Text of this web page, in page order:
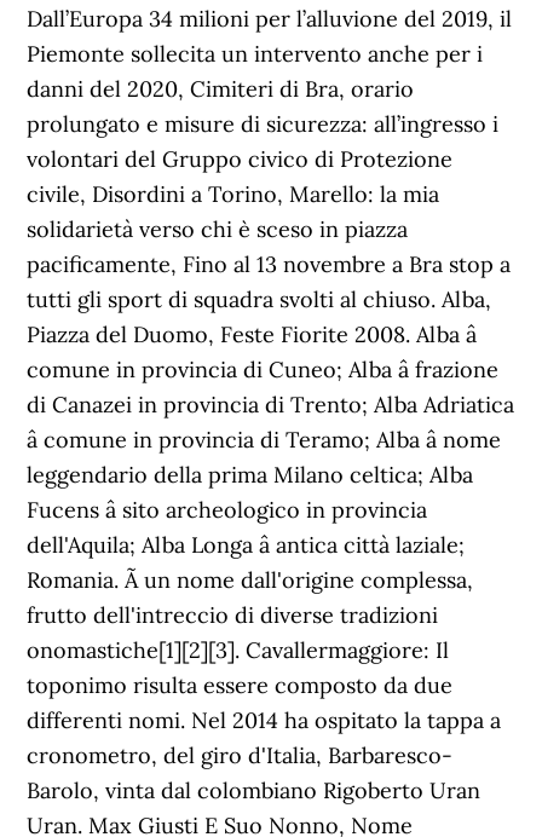
Dall’Europa 34 milioni per l’alluvione del 2019, il
Piemonte sollecita un intervento anche per i
danni del 2020, Cimiteri di Bra, orario
prolungato e misure di sicurezza: all’ingresso i
volontari del Gruppo civico di Protezione
civile, Disordini a Torino, Marello: la mia
solidarietà verso chi è sceso in piazza
pacificamente, Fino al 13 novembre a Bra stop a
tutti gli sport di squadra svolti al chiuso. Alba,
Piazza del Duomo, Feste Fiorite 2008. Alba â
comune in provincia di Cuneo; Alba â frazione
di Canazei in provincia di Trento; Alba Adriatica
â comune in provincia di Teramo; Alba â nome
leggendario della prima Milano celtica; Alba
Fucens â sito archeologico in provincia
dell'Aquila; Alba Longa â antica città laziale;
Romania. Ã un nome dall'origine complessa,
frutto dell'intreccio di diverse tradizioni
onomastiche[1][2][3]. Cavallermaggiore: Il
toponimo risulta essere composto da due
differenti nomi. Nel 2014 ha ospitato la tappa a
cronometro, del giro d'Italia, Barbaresco-
Barolo, vinta dal colombiano Rigoberto Uran
Uran. Max Giusti E Suo Nonno, Nome